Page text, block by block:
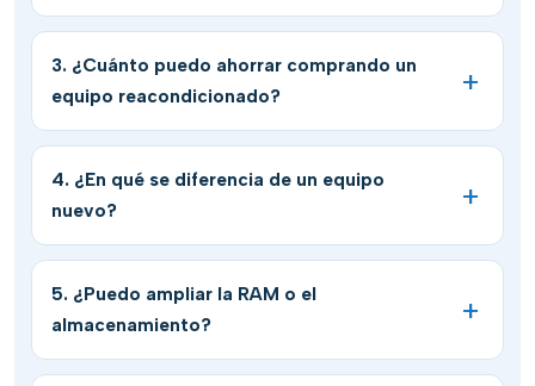
3. ¿Cuánto puedo ahorrar comprando un
equipo reacondicionado?
4. ¿En qué se diferencia de un equipo
nuevo?
5. ¿Puedo ampliar la RAM o el
almacenamiento?